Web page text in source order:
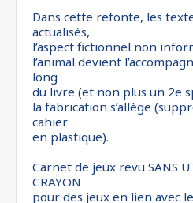
Dans cette refonte, les
actualisés,
l’aspect fictionnel non
l’animal devient
long
du livre (et non plus un 2e
la fabrication s’allège
cahier
en plastique).
Carnet de jeux revu SANS
CRAYON
pour des jeux en lien avec